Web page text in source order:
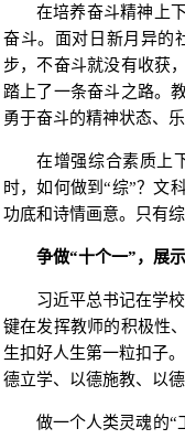
在培养奋斗精神上
奋斗。面对日新月异的
步，不奋斗就没有收获
踏上了一条奋斗之路。
勇于奋斗的精神状态、
在增强综合素质上
时，如何做到“综”？文
功底和诗情画意。只有
争做“十个一”，展
习近平总书记在学
键在发挥教师的积极性
生扣好人生第一粒扣子
德立学、以德施教、以
做一个人类灵魂的“